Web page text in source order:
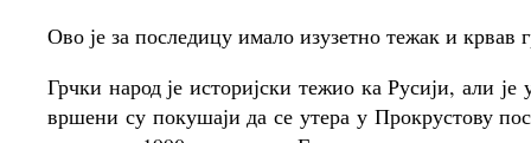
Ово је за последицу имало изузетно тежак и крвав
Грчки народ је историјски тежио ка Русији, али
вршени су покушаји да се утера у Прокрустову